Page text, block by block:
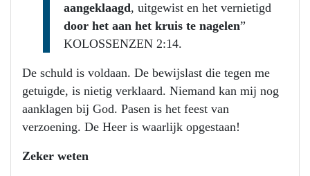
aangeklaagd, uitgewist en het vernietigd
door het aan het kruis te nagelen”
KOLOSSENZEN 2:14.
De schuld is voldaan. De bewijslast die tegen me
getuigde, is nietig verklaard. Niemand kan mij nog
aanklagen bij God. Pasen is het feest van
verzoening. De Heer is waarlijk opgestaan!
Zeker weten